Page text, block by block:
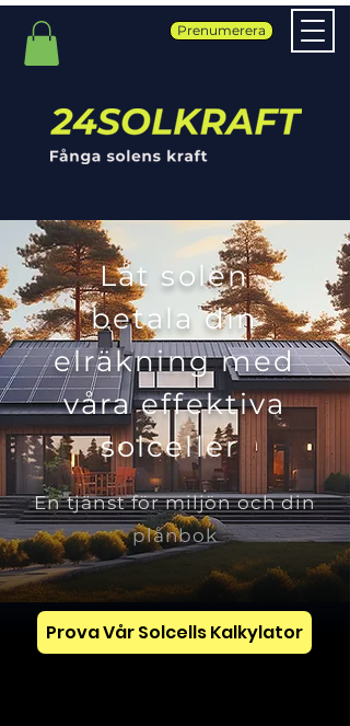
Prenumerera
Låt solen
betala din
elräkning med
våra effektiva
solceller
En tjänst för miljön och din
plånbok
Prova Vår Solcells Kalkylator